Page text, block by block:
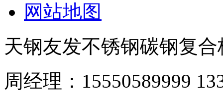
网站地图
天钢友发不锈钢碳钢复合
周经理：15550589999